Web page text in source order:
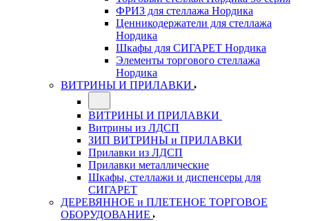
ФРИЗ для стеллажа Нордика
Ценникодержатели для стеллажа
Нордика
Шкафы для СИГАРЕТ Нордика
Элементы торгового стеллажа
Нордика
ВИТРИНЫ И ПРИЛАВКИ
ВИТРИНЫ И ПРИЛАВКИ
Витрины из ЛДСП
ЗИП ВИТРИНЫ и ПРИЛАВКИ
Прилавки из ЛДСП
Прилавки металлические
Шкафы, стеллажи и диспенсеры для
СИГАРЕТ
ДЕРЕВЯННОЕ и ПЛЕТЕНОЕ ТОРГОВОЕ
ОБОРУДОВАНИЕ